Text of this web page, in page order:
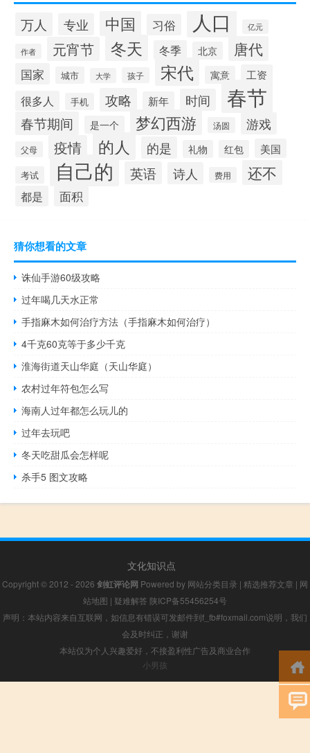
万人 专业 中国 习俗 人口 亿元
作者 元宵节 冬天 冬季 北京 唐代
国家 城市 大学 孩子 宋代 寓意 工资
很多人 手机 攻略 新年 时间 春节
春节期间 是一个 梦幻西游 汤圆 游戏
父母 疫情 的人 的是 礼物 红包 美国
考试 自己的 英语 诗人 费用 还不
都是 面积
猜你想看的文章
诛仙手游60级攻略
过年喝几天水正常
手指麻木如何治疗方法（手指麻木如何治疗）
4千克60克等于多少千克
淮海街道天山华庭（天山华庭）
农村过年符包怎么写
海南人过年都怎么玩儿的
过年去玩吧
冬天吃甜瓜会怎样呢
杀手5 图文攻略
文化知识点
Copyright © 2012 - 2026 剑虹评论网 Powered by 网站分类目录 | 精选推荐文章 | 网
站地图 | 疑难解答 陕ICP备55456254号
声明：本站内容来自互联网，如信息有错误可发邮件到f_fb#foxmail.com说明，我们
会及时纠正，谢谢
本站仅为个人兴趣爱好，不接盈利性广告及商业合作
小男孩